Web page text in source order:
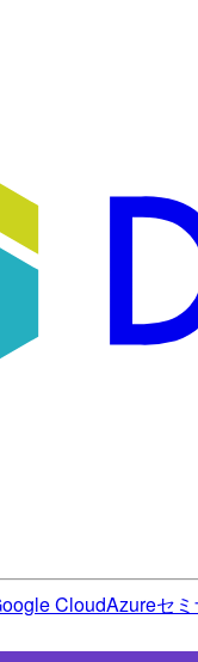
CloudAzureセ